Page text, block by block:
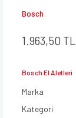
Bosch
1.963,50 TL
Bosch El Aletleri
Marka
Kategori